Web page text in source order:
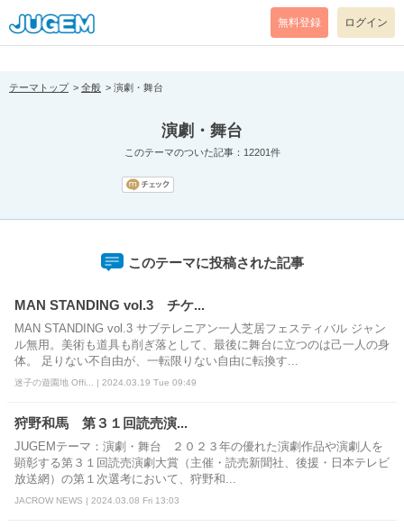
[pear_error: message="Success" code=0 mode=return level=notice
prefix="" info=""]
無料登録 ログイン
テーマトップ 全般 演劇・舞台
演劇・舞台
このテーマのついた記事：12201件
このテーマに投稿された記事
MAN STANDING vol.3 チケ...
MAN STANDING vol.3 サブテレニアン一人芝居フェスティバル ジャン
ル無用。美術も道具も削ぎ落として、最後に舞台に立つのは己一人の身
体。 足りない不自由が、一転限りない自由に転換す...
迷子の遊園地 Offi... | 2024.03.19 Tue 09:49
狩野和馬 第３１回読売演...
JUGEMテーマ：演劇・舞台 ２０２３年の優れた演劇作品や演劇人を
顕彰する第３１回読売演劇大賞（主催・読売新聞社、後援・日本テレビ
放送網）の第１次選考において、狩野和...
JACROW NEWS | 2024.03.08 Fri 13:03